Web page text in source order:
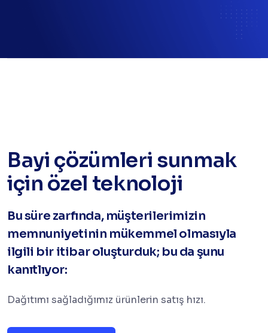
Bayi çözümleri sunmak
için özel teknoloji
Bu süre zarfında, müşterilerimizin
memnuniyetinin mükemmel olmasıyla
ilgili bir itibar oluşturduk; bu da şunu
kanıtlıyor:
Dağıtımı sağladığımız ürünlerin satış hızı.